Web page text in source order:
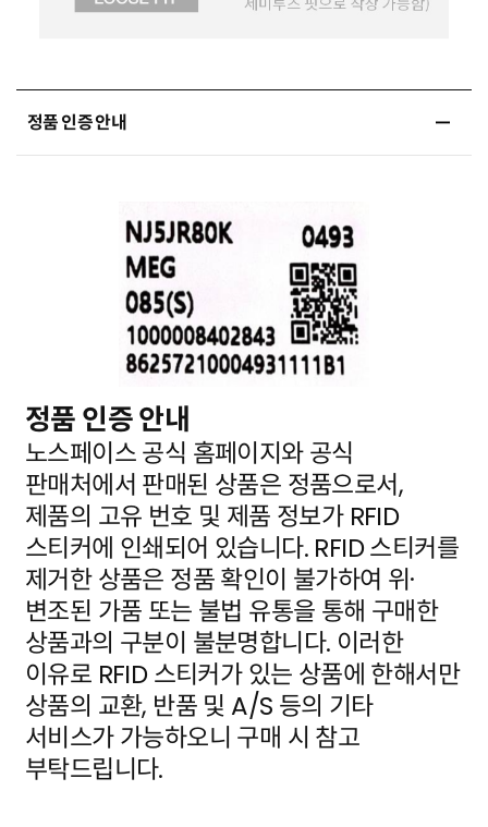
정품 인증 안내
정품 인증 안내
노스페이스 공식 홈페이지와 공식
판매처에서 판매된 상품은 정품으로서,
제품의 고유 번호 및 제품 정보가 RFID
스티커에 인쇄되어 있습니다. RFID 스티커를
제거한 상품은 정품 확인이 불가하여 위·
변조된 가품 또는 불법 유통을 통해 구매한
상품과의 구분이 불분명합니다. 이러한
이유로 RFID 스티커가 있는 상품에 한해서만
상품의 교환, 반품 및 A/S 등의 기타
서비스가 가능하오니 구매 시 참고
부탁드립니다.